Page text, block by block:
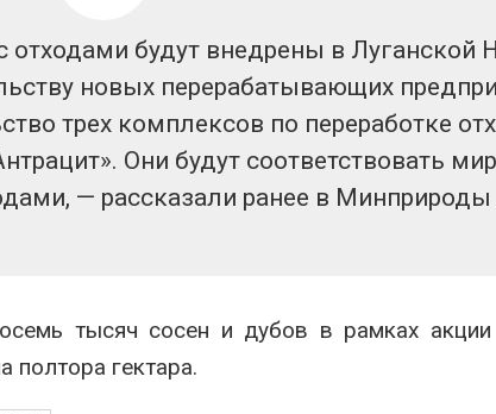
будут внедрены в Луганской
новых перерабатывающих
трех комплексов по переработке
Они будут соответствовать
—‬ рассказали ранее в
тысяч сосен и дубов в рамках акции
гектара.